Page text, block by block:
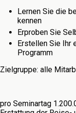
Lernen Sie die
kennen
Erproben Sie
Erstellen Sie Ihr
Programm
Zielgruppe: alle
pro Seminartag